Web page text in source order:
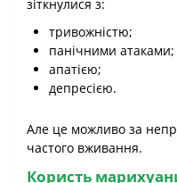
зіткнулися з:
тривожністю;
панічними атаками;
апатією;
депресією.
Але це можливо за
частого вживання.
Користь